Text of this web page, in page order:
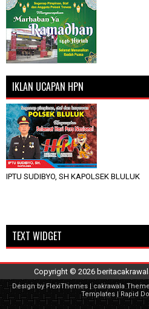
IKLAN UCAPAN HPN
IPTU SUDIBYO, SH KAPOLSEK BLULUK
TEXT WIDGET
Copyright © 2026
Design by FlexiThemes| cakrawala
Templates|Rapid